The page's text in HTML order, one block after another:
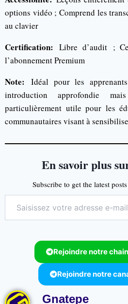
options vidéo ; Comprend les
au clavier
Certification: Libre d’audit ;
l’abonnement Premium
Note: Idéal pour les
introduction approfondie
particulièrement utile pour les
communautaires visant à
En savoir plus
Subscribe to get the latest
Rejoindre notre
Rejoindre notre
Gnatepe